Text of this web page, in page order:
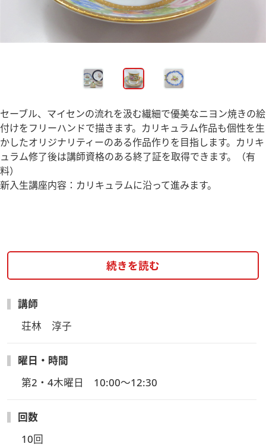
セーブル、マイセンの流れを汲む繊細で優美なニヨン焼きの絵
付けをフリーハンドで描きます。カリキュラム作品も個性を生
かしたオリジナリティーのある作品作りを目指します。カリキ
ュラム修了後は講師資格のある終了証を取得できます。（有
料）
新入生講座内容：カリキュラムに沿って進みます。
続きを読む
講師
荘林　淳子
曜日・時間
第2・4木曜日　10:00～12:30
回数
10回